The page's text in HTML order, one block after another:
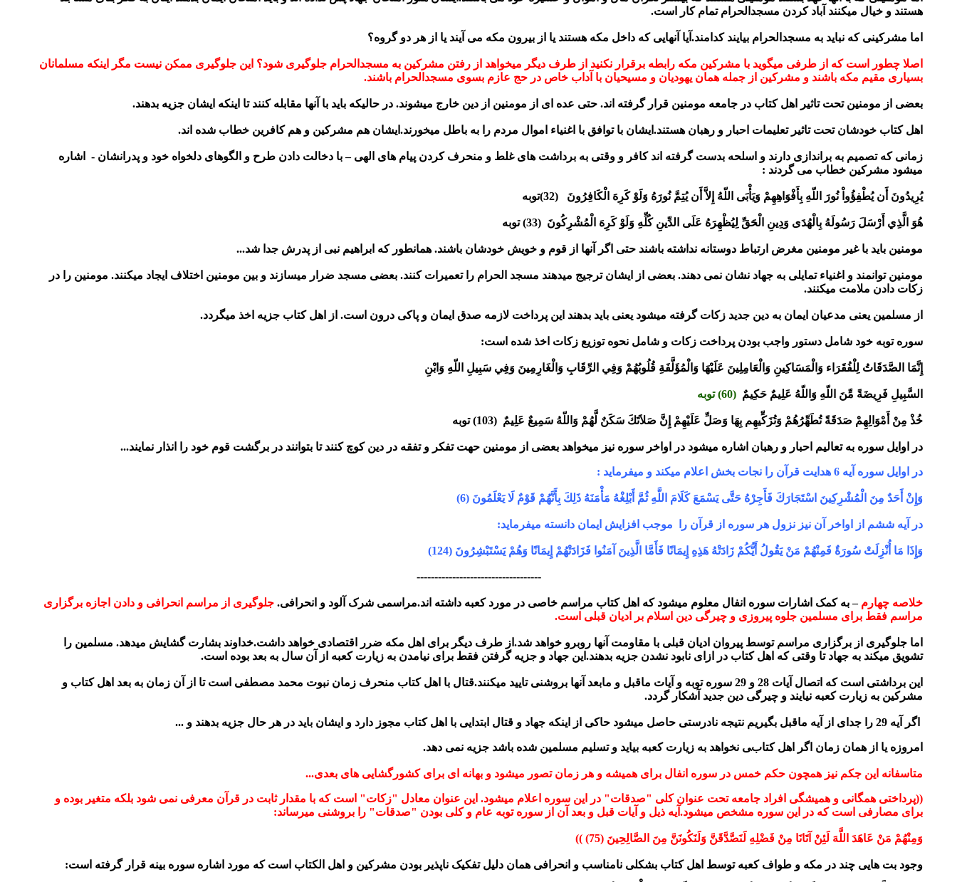
هستند و خیال میکنند آباد کردن مسجدالحرام تمام کار است.
اما مشرکینی که نباید به مسجدالحرام بیایند کدامند.آیا آنهایی که داخل مکه هستند یا از بیرون مکه می آیند یا از هر دو گروه؟
اصلا چطور است که از طرفی میگوید با مشرکین مکه رابطه برقرار نکنید از طرف دیگر میخواهد از رفتن مشرکین به مسجدالحرام جلوگیری شود؟ این جلوگیری ممکن نیست مگر اینکه مسلمانان
بسیاری مقیم مکه باشند و مشرکین از جمله همان یهودیان و مسیحیان با آداب خاص در حج عازم بسوی مسجدالحرام باشند.
بعضی از مومنین تحت تاثیر اهل کتاب در جامعه مومنین قرار گرفته اند. حتی عده ای از مومنین از دین خارج میشوند. در حالیکه باید با آنها مقابله کنند تا اینکه ایشان جزیه بدهند.
اهل کتاب خودشان تحت تاثیر تعلیمات احبار و رهبان هستند.ایشان با توافق با اغنیاء اموال مردم را به باطل میخورند.ایشان هم مشرکین و هم کافرین خطاب شده اند.
زمانی که تصمیم به براندازی دارند و اسلحه بدست گرفته اند کافر و وقتی به برداشت های غلط و منحرف کردن پیام های الهی – با دخالت دادن طرح و الگوهای دلخواه خود و پدرانشان - اشاره
میشود مشرکین خطاب می گردند :
يُرِيدُونَ أَن يُطْفِؤُواْ نُورَ اللّهِ بِأَفْوَاهِهِمْ وَيَأْبَى اللّهُ إِلاَّ أَن يُتِمَّ نُورَهُ وَلَوْ كَرِهَ الْكَافِرُونَ (32)توبه
هُوَ الَّذِي أَرْسَلَ رَسُولَهُ بِالْهُدَى وَدِينِ الْحَقِّ لِيُظْهِرَهُ عَلَى الدِّينِ كُلِّهِ وَلَوْ كَرِهَ الْمُشْرِكُونَ (33) توبه
مومنین باید با غیر مومنین مغرض ارتباط دوستانه نداشته باشند حتی اگر آنها از قوم و خویش خودشان باشند. همانطور که ابراهیم نبی از پدرش جدا شد...
مومنین توانمند و اغنیاء تمایلی به جهاد نشان نمی دهند. بعضی از ایشان ترجیج میدهند مسجد الحرام را تعمیرات کنند. بعضی مسجد ضرار میسازند و بین مومنین اختلاف ایجاد میکنند. مومنین را در
زکات دادن ملامت میکنند.
از مسلمین یعنی مدعیان ایمان به دین جدید زکات گرفته میشود یعنی باید بدهند این پرداخت لازمه صدق ایمان و پاکی درون است. از اهل کتاب جزیه اخذ میگردد.
سوره توبه خود شامل دستور واجب بودن پرداخت زکات و شامل نحوه توزیع زکات اخذ شده است:
إِنَّمَا الصَّدَقَاتُ لِلْفُقَرَاء وَالْمَسَاكِينِ وَالْعَامِلِينَ عَلَيْهَا وَالْمُؤَلَّفَةِ قُلُوبُهُمْ وَفِي الرِّقَابِ وَالْغَارِمِينَ وَفِي سَبِيلِ اللّهِ وَابْنِ
السَّبِيلِ فَرِيضَةً مِّنَ اللّهِ وَاللّهُ عَلِيمٌ حَكِيمٌ (60) توبه
خُذْ مِنْ أَمْوَالِهِمْ صَدَقَةً تُطَهِّرُهُمْ وَتُزَكِّيهِم بِهَا وَصَلِّ عَلَيْهِمْ إِنَّ صَلاَتَكَ سَكَنٌ لَّهُمْ وَاللّهُ سَمِيعٌ عَلِيمٌ (103) توبه
در اوایل سوره به تعالیم احبار و رهبان اشاره میشود در اواخر سوره نیز میخواهد بعضی از مومنین حهت تفکر و تفقه در دین کوچ کنند تا بتوانند در برگشت قوم خود را انذار نمایند...
در اوایل سوره آیه 6 هدایت قرآن را نجات بخش اعلام میکند و میفرماید :
وَإِنْ أَحَدٌ مِنَ الْمُشْرِكِينَ اسْتَجَارَكَ فَأَجِرْهُ حَتَّى يَسْمَعَ كَلَامَ اللَّهِ ثُمَّ أَبْلِغْهُ مَأْمَنَهُ ذَلِكَ بِأَنَّهُمْ قَوْمٌ لَا يَعْلَمُونَ (6)
در آیه ششم از اواخر آن نیز نزول هر سوره از قرآن را موجب افزایش ایمان دانسته میفرماید:
وَإِذَا مَا أُنْزِلَتْ سُورَةٌ فَمِنْهُمْ مَنْ يَقُولُ أَيُّكُمْ زَادَتْهُ هَذِهِ إِيمَانًا فَأَمَّا الَّذِينَ آمَنُوا فَزَادَتْهُمْ إِيمَانًا وَهُمْ يَسْتَبْشِرُونَ (124)
-----------------------------------
خلاصه چهارم – به کمک اشارات سوره انفال معلوم میشود که اهل کتاب مراسم خاصی در مورد کعبه داشته اند.مراسمی شرک آلود و انحرافی. جلوگیری از مراسم انحرافی و دادن اجازه برگزاری
مراسم فقط برای مسلمین جلوه پیروزی و چیرگی دین اسلام بر ادیان قبلی است.
اما جلوگیری از برگزاری مراسم توسط پیروان ادیان قبلی با مقاومت آنها روبرو خواهد شد.از طرف دیگر برای اهل مکه ضرر اقتصادی خواهد داشت.خداوند بشارت گشایش میدهد. مسلمین را
تشویق میکند به جهاد تا وقتی که اهل کتاب در ازای نابود نشدن جزیه بدهند.این جهاد و جزیه گرفتن فقط برای نیامدن به زیارت کعبه از آن سال به بعد بوده است.
این برداشتی است که اتصال آیات 28 و 29 سوره توبه و
آیات ماقبل و مابعد آنها بروشنی تایید میکنند.قتال با اهل کتاب منحرف زمان نبوت محمد مصطفی است تا از آن زمان به بعد اهل کتاب و
مشرکین به زیارت کعبه نیایند و چیرگی دین جدید آشکار گردد.
اگر آیه 29 را جدای از آیه ماقبل بگیریم نتیجه نادرستی حاصل میشود حاکی از اینکه جهاد و قتال ابتدایی با اهل کتاب مجوز دارد و ایشان باید در هر حال جزیه بدهند و ...
امروزه یا از همان زمان اگر اهل کتابی نخواهد به زیارت کعبه بیاید و تسلیم مسلمین شده باشد جزیه نمی دهد.
متاسفانه این جکم نیز همچون حکم خمس در سوره انفال برای همیشه و هر زمان تصور میشود و بهانه ای برای کشورگشایی های بعدی...
((پرداختی همگانی و همیشگی افراد جامعه تحت عنوان کلی "صدقات" در این سوره اعلام میشود. این عنوان معادل "زکات" است که با مقدار ثابت در قرآن معرفی نمی شود بلکه متغیر بوده و
برای مصارفی است که در این سوره مشخص میشود.آیه ذیل و آیات قبل و بعد آن از سوره توبه عام و کلی بودن "صدقات" را بروشنی میرساند:
وَمِنْهُمْ مَنْ عَاهَدَ اللَّهَ لَئِنْ آتَانَا مِنْ فَضْلِهِ لَنَصَّدَّقَنَّ وَلَنَكُونَنَّ مِنَ الصَّالِحِينَ (75) ))
وجود بت هایی چند در مکه و طواف کعبه توسط اهل کتاب بشکلی نامناسب و انحرافی همان دلیل تفکیک ناپذیر بودن مشرکین و اهل الکتاب است که مورد اشاره سوره بینه قرار گرفته است: